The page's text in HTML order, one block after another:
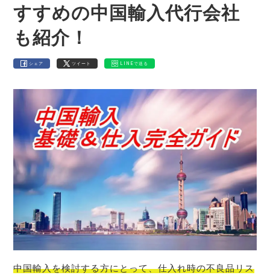
すすめの中国輸入代行会社
も紹介！
シェア ツイート LINEで送る
中国輸入を検討する方にとって、仕入れ時の不良品リス